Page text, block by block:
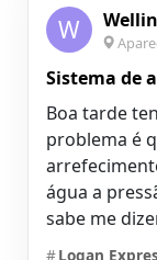
W
Sistema de
Boa tarde
problema é
água a
sabe me
#Logan